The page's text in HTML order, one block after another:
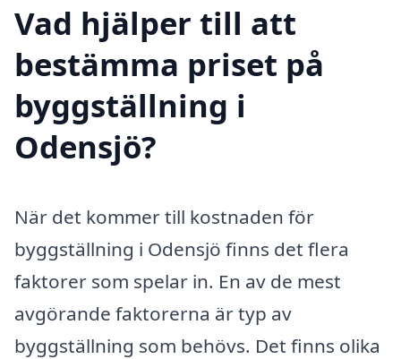
Vad hjälper till att
bestämma priset på
byggställning i
Odensjö?
När det kommer till kostnaden för
byggställning i Odensjö finns det flera
faktorer som spelar in. En av de mest
avgörande faktorerna är typ av
byggställning som behövs. Det finns olika